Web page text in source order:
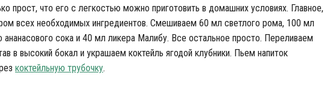
прост, что его с легкостью можно приготовить в домашних условиях. Главное,
всех необходимых ингредиентов. Смешиваем 60 мл светлого рома, 100 мл
сока и 40 мл ликера Малибу. Все остальное просто. Переливаем
в высокий бокал и украшаем коктейль ягодой клубники. Пьем напиток
коктейльную трубочку.